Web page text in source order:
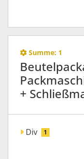
Summe: 1
+
Div 1